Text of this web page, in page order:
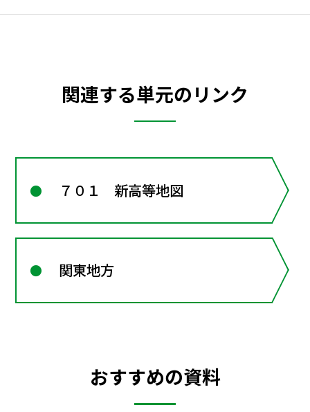
関連する単元のリンク
７０１ 新高等地図
関東地方
おすすめの資料